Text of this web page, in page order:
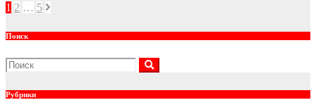
Навигация
по
1 2 … 5
Поиск
Рубрики